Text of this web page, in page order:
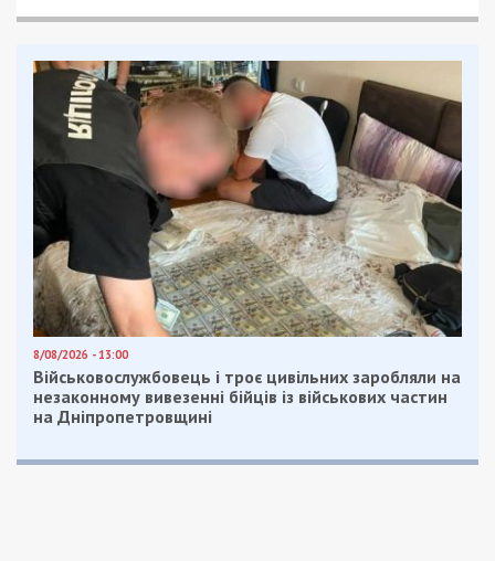
8/08/2026 - 13:00
Військовослужбовець і троє цивільних заробляли на
незаконному вивезенні бійців із військових частин
на Дніпропетровщині